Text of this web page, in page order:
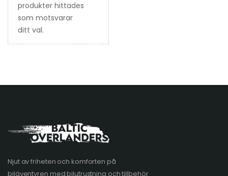
produkter hittades
som motsvarar
ditt val.
Njut av friheten och komforten på
biläventyren med bilutrustning och tillbehör